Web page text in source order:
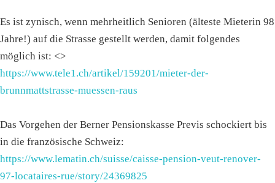
Es ist zynisch, wenn mehrheitlich Senioren (älteste Mieterin 98
Jahre!) auf die Strasse gestellt werden, damit folgendes
möglich ist: <>
https://www.tele1.ch/artikel/159201/mieter-der-
brunnmattstrasse-muessen-raus
Das Vorgehen der Berner Pensionskasse Previs schockiert bis
in die französische Schweiz:
https://www.lematin.ch/suisse/caisse-pension-veut-renover-
97-locataires-rue/story/24369825